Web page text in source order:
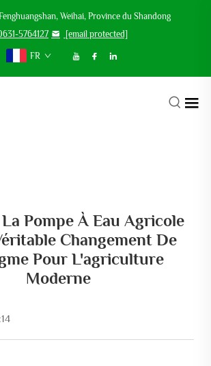
Weihai, Province du Shandong
5764127
[email protected]
FR
Pompe À Eau Agricole
Changement De
Pour L'agriculture
Moderne